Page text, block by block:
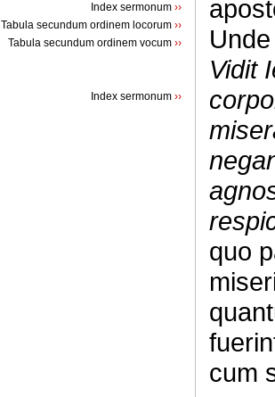
Index sermonum ››
Tabula secundum ordinem locorum ››
Tabula secundum ordinem vocum ››
Index sermonum ››
Vidit
quo
cum